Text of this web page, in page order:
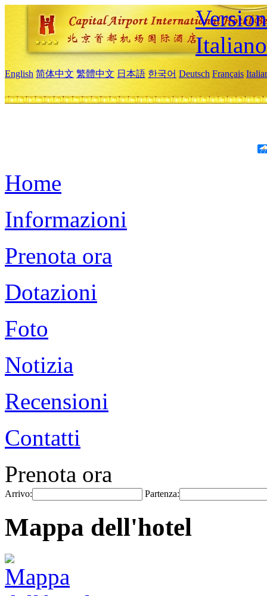
Italiano
English 简体中文 繁體中文 日本語 한국어 Deutsch Français
Home
Informazioni
Prenota ora
Dotazioni
Foto
Notizia
Recensioni
Contatti
Prenota ora
Arrivo: Partenza:
Mappa dell'hotel